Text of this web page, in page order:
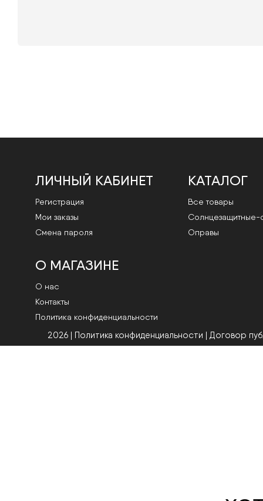
ЛИЧНЫЙ КАБИНЕТ
Регистрация
Мои заказы
Смена пароля
КАТАЛОГ
Все товары
Cолнцезащитные-
Оправы
О МАГАЗИНЕ
О нас
Контакты
Политика конфиденциальности
2026 | Политика конфиденциальности | Договор